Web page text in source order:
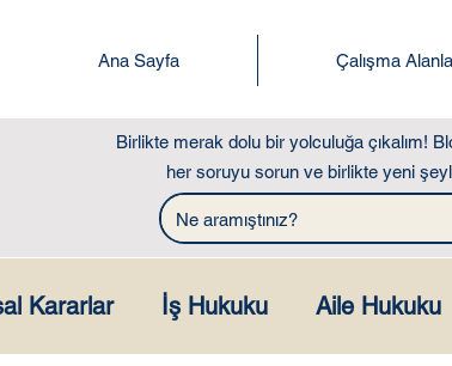
Ana Sayfa Çalışma
Birlikte merak dolu bir yolculuğa çıkalım!
her soruyu sorun ve birlikte yeni
Kararlar İş Hukuku Aile Hukuku